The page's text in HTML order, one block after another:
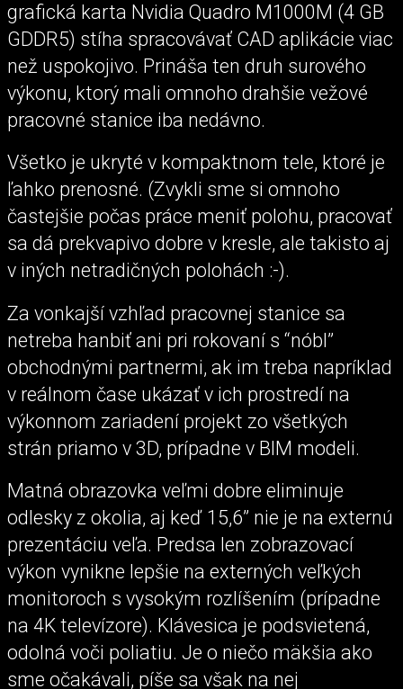
grafická karta Nvidia Quadro M1000M (4 GB
GDDR5) stíha spracovávať CAD aplikácie viac
než uspokojivo. Prináša ten druh surového
výkonu, ktorý mali omnoho drahšie vežové
pracovné stanice iba nedávno.
Všetko je ukryté v kompaktnom tele, ktoré je
ľahko prenosné. (Zvykli sme si omnoho
častejšie počas práce meniť polohu, pracovať
sa dá prekvapivo dobre v kresle, ale takisto aj
v iných netradičných polohách :-).
Za vonkajší vzhľad pracovnej stanice sa
netreba hanbiť ani pri rokovaní s “nóbl”
obchodnými partnermi, ak im treba napríklad
v reálnom čase ukázať v ich prostredí na
výkonnom zariadení projekt zo všetkých
strán priamo v 3D, prípadne v BIM modeli.
Matná obrazovka veľmi dobre eliminuje
odlesky z okolia, aj keď 15,6” nie je na externú
prezentáciu veľa. Predsa len zobrazovací
výkon vynikne lepšie na externých veľkých
monitoroch s vysokým rozlíšením (prípadne
na 4K televízore). Klávesica je podsvietená,
odolná voči poliatiu. Je o niečo mäkšia ako
sme očakávali, píše sa však na nej